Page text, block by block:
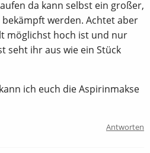
da kann selbst ein großer,
werden. Achtet aber
möglichst hoch ist und nur
seht ihr aus wie ein Stück
ich euch die Aspirinmakse
Antworten